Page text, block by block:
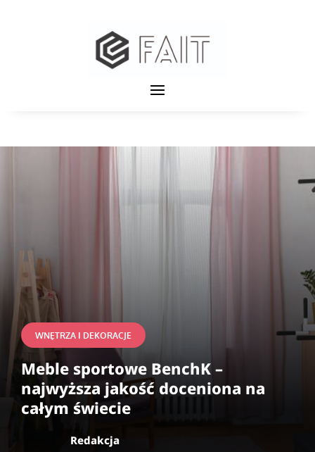
WNĘTRZA I DEKORACJE
Meble sportowe BenchK –
najwyższa jakość doceniona na
całym świecie
Redakcja